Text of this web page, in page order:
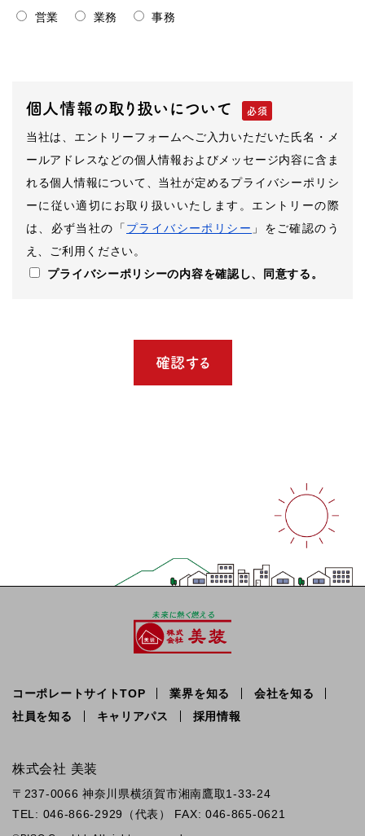
営業 業務 事務
個人情報の取り扱いについて
当社は、エントリーフォームへご入力いただいた氏名・メ
ールアドレスなどの個人情報およびメッセージ内容に含ま
れる個人情報について、当社が定めるプライバシーポリシ
ーに従い適切にお取り扱いいたします。エントリーの際
は、必ず当社の「 プライバシーポリシー 」をご確認のう
え、ご利用ください。
プライバシーポリシーの内容を確認し、同意する。
コーポレートサイトTOP 業界を知る
会社を知る
社員を知る
キャリアパス 採用情報
株式会社 美装
〒237-0066 神奈川県横須賀市湘南鷹取1-33-24
TEL: 046-866-2929 （代表） FAX: 046-865-0621